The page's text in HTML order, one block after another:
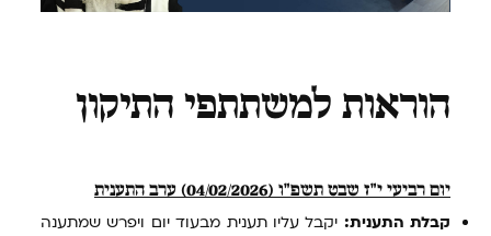
הוראות למשתתפי התיקון
יום רביעי י״ז שבט תשפ״ו (04/02/2026) ערב התענית
קבלת התענית: יקבל עליו תענית מבעוד יום ויפרש שמתענה